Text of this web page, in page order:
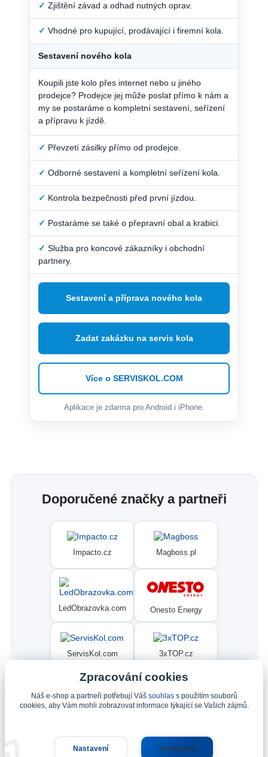
✓ Zjištění závad a odhad nutných oprav.
✓ Vhodné pro kupující, prodávající i firemní kola.
Sestavení nového kola
Koupili jste kolo přes internet nebo u jiného
prodejce? Prodejce jej může poslat přímo k nám a
my se postaráme o kompletní sestavení, seřízení
a přípravu k jízdě.
✓ Převzetí zásilky přímo od prodejce.
✓ Odborné sestavení a kompletní seřízení kola.
✓ Kontrola bezpečnosti před první jízdou.
✓ Postaráme se také o přepravní obal a krabici.
✓ Služba pro koncové zákazníky i obchodní
partnery.
Sestavení a příprava nového kola
Zadat zakázku na servis kola
Více o SERVISKOL.COM
Aplikace je zdarma pro Android i iPhone.
Doporučené značky a partneři
Impacto.cz Magboss.pl
LedObrazovka.com Onesto Energy
ServisKol.com 3xTOP.cz
Condat Ninex.cz
Zpracování cookies
Náš e-shop a partneři potřebují Váš souhlass použitím souborů
cookies, aby Vám mohli zobrazovat informace týkající se Vašich zájmů.
Nastavení Souhlasím